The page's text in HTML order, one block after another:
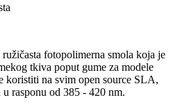
fotopolimerna smola koja je
tkiva poput gume za modele
koristiti na svim open source SLA,
rasponu od 385 - 420 nm.